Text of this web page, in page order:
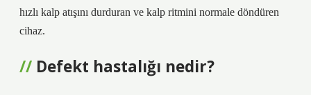
hızlı kalp atışını durduran ve kalp ritmini normale döndüren
cihaz.
Defekt hastalığı nedir?